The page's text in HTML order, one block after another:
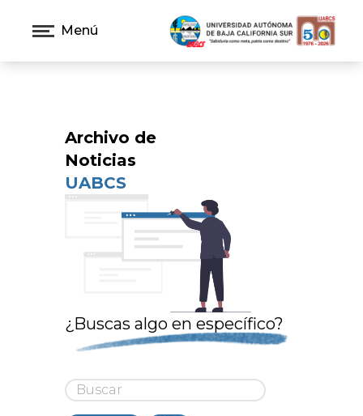
Menú
Archivo de
Noticias
UABCS
¿Buscas algo en específico?